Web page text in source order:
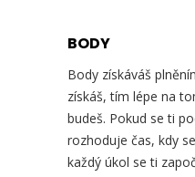
BODY
Body získáváš
získáš, tím lépe na
budeš. Pokud se ti
rozhoduje čas, kdy
každý úkol se ti